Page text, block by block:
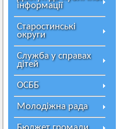
інформації
Старостинські
округи
Служба у справах
дітей
ОСББ
Молодіжна рада